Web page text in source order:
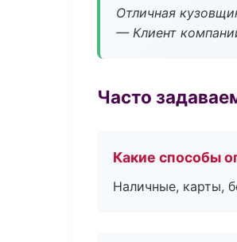
Отличная
— Клиент
Часто
Какие способы
Наличные, карты,